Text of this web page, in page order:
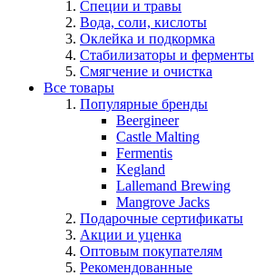
Специи и травы
Вода, соли, кислоты
Оклейка и подкормка
Стабилизаторы и ферменты
Смягчение и очистка
Все товары
Популярные бренды
Beergineer
Castle Malting
Fermentis
Kegland
Lallemand Brewing
Mangrove Jacks
Подарочные сертификаты
Акции и уценка
Оптовым покупателям
Рекомендованные